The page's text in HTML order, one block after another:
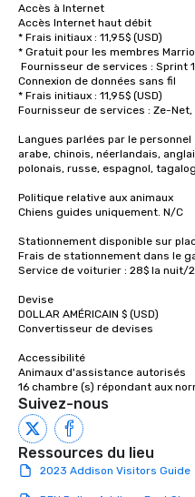
Accès à Internet
Accès Internet haut débit
* Frais initiaux : 11,95$ (USD)
* Gratuit pour les membres
Connexion de données sans fil
* Frais initiaux : 11,95$ (USD)
Fournisseur de services : Ze-Net,
Langues parlées par le personnel
arabe, chinois, néerlandais,
polonais, russe, espagnol, tagalog
Politique relative aux animaux
Chiens guides uniquement. N/C
Stationnement disponible sur
Frais de stationnement dans le
Service de voiturier : 28$ la nuit/
Devise
DOLLAR AMÉRICAIN $ (USD)
Convertisseur de devises
Accessibilité
Animaux d'assistance autorisés
16 chambre (s) répondant aux
Suivez-nous
Ressources du lieu
2023 Addison Visitors Guide